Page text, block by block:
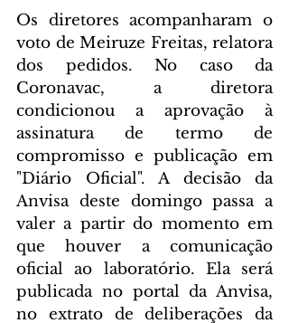
Os diretores acompanharam o
voto de Meiruze Freitas, relatora
dos pedidos. No caso da
Coronavac, a diretora
condicionou a aprovação à
assinatura de termo de
compromisso e publicação em
"Diário Oficial". A decisão da
Anvisa deste domingo passa a
valer a partir do momento em
que houver a comunicação
oficial ao laboratório. Ela será
publicada no portal da Anvisa,
no extrato de deliberações da